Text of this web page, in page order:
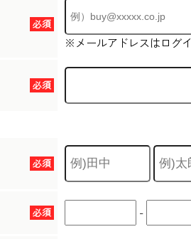
必須
※メールアドレスはログ
必須
必須
必須 -